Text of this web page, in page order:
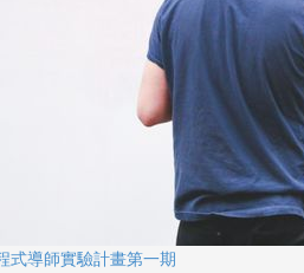
式導師實驗計畫第一期